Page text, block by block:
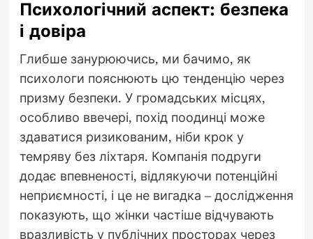
Психологічний аспект: безпека
і довіра
Глибше занурюючись, ми бачимо, як
психологи пояснюють цю тенденцію через
призму безпеки. У громадських місцях,
особливо ввечері, похід поодинці може
здаватися ризикованим, ніби крок у
темряву без ліхтаря. Компанія подруги
додає впевненості, відлякуючи потенційні
неприємності, і це не вигадка – дослідження
показують, що жінки частіше відчувають
вразливість у публічних просторах через